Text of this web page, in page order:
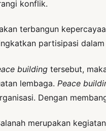
konflik.
terbangun
partisipasi
building tersebut,
lembaga. Peace
Dengan
merupakan